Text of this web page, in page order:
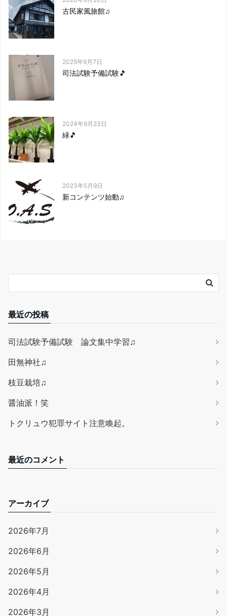
古民家風旅館♫
2025年9月7日
司法試験予備試験🎵
2024年9月23日
緑🎵
2023年5月9日
新コンテンツ始動♫
最近の投稿
司法試験予備試験 論文集中学習♫
田無神社♫
枝豆栽培♫
醤油派！笑
トクリュウ犯罪サイト注意喚起。
最近のコメント
アーカイブ
2026年7月
2026年6月
2026年5月
2026年4月
2026年3月